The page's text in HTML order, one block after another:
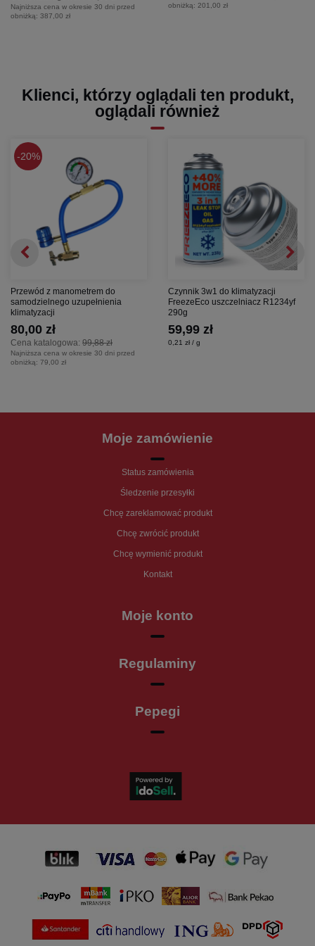
Najniższa cena w okresie 30 dni przed
obniżką: 387,00 zł
obniżką: 201,00 zł
Klienci, którzy oglądali ten produkt,
oglądali również
20%
Przewód z manometrem do
samodzielnego uzupełnienia
klimatyzacji
Cena katalogowa: 99,88 zł
80,00 zł
Najniższa cena w okresie 30 dni przed
obniżką: 79,00 zł
Czynnik 3w1 do klimatyzacji
FreezeEco uszczelniacz R1234yf
290g
59,99 zł
0,21 zł / g
Moje zamówienie
Status zamówienia
Śledzenie przesyłki
Chcę zareklamować produkt
Chcę zwrócić produkt
Chcę wymienić produkt
Kontakt
Moje konto
Regulaminy
Pepegi